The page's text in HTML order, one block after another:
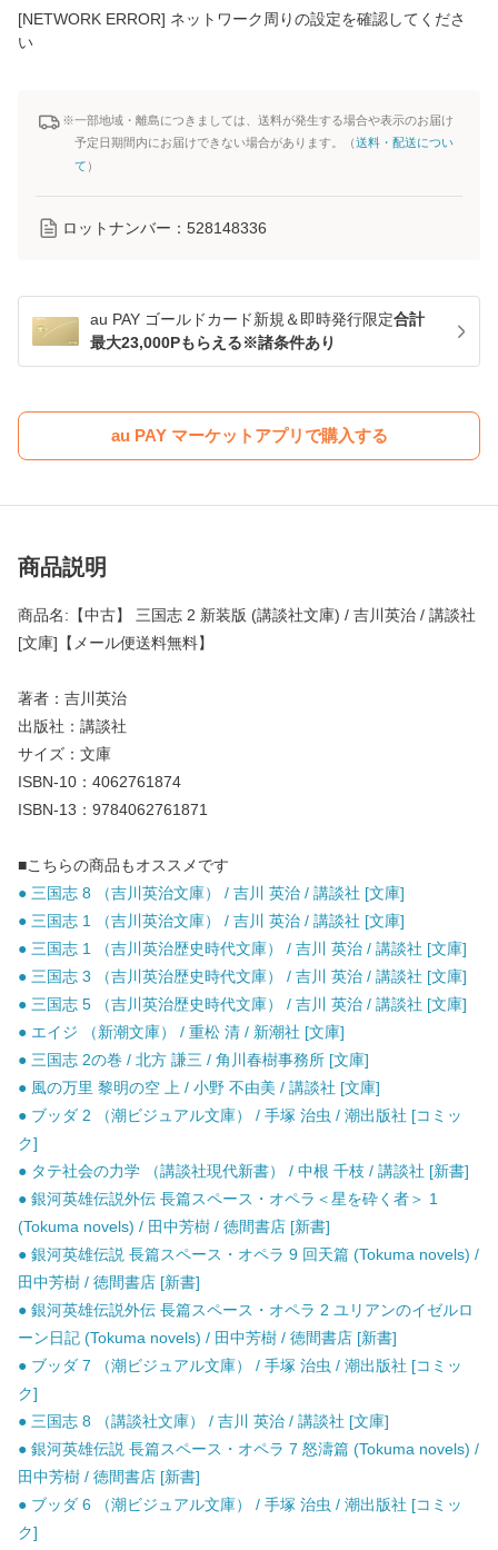
[NETWORK ERROR] ネットワーク周りの設定を確認してくださ
い
※一部地域・離島につきましては、送料が発生する場合や表示のお届け
予定日期間内にお届けできない場合があります。（送料・配送につい
て ）
ロットナンバー： 528148336
au PAY ゴールドカード新規＆即時発行限定合計
最大23,000Pもらえる※諸条件あり
au PAY マーケットアプリで購入する
商品説明
商品名:【中古】 三国志 2 新装版 (講談社文庫) / 吉川英治 / 講談社
[文庫]【メール便送料無料】
著者：吉川英治
出版社：講談社
サイズ：文庫
ISBN-10：4062761874
ISBN-13：9784062761871
■こちらの商品もオススメです
● 三国志 8 （吉川英治文庫） / 吉川 英治 / 講談社 [文庫]
● 三国志 1 （吉川英治文庫） / 吉川 英治 / 講談社 [文庫]
● 三国志 1 （吉川英治歴史時代文庫） / 吉川 英治 / 講談社 [文庫]
● 三国志 3 （吉川英治歴史時代文庫） / 吉川 英治 / 講談社 [文庫]
● 三国志 5 （吉川英治歴史時代文庫） / 吉川 英治 / 講談社 [文庫]
● エイジ （新潮文庫） / 重松 清 / 新潮社 [文庫]
● 三国志 2の巻 / 北方 謙三 / 角川春樹事務所 [文庫]
● 風の万里 黎明の空 上 / 小野 不由美 / 講談社 [文庫]
● ブッダ 2 （潮ビジュアル文庫） / 手塚 治虫 / 潮出版社 [コミッ
ク]
● タテ社会の力学 （講談社現代新書） / 中根 千枝 / 講談社 [新書]
● 銀河英雄伝説外伝 長篇スペース・オペラ＜星を砕く者＞ 1
(Tokuma novels) / 田中芳樹 / 徳間書店 [新書]
● 銀河英雄伝説 長篇スペース・オペラ 9 回天篇 (Tokuma novels) /
田中芳樹 / 徳間書店 [新書]
● 銀河英雄伝説外伝 長篇スペース・オペラ 2 ユリアンのイゼルロ
ーン日記 (Tokuma novels) / 田中芳樹 / 徳間書店 [新書]
● ブッダ 7 （潮ビジュアル文庫） / 手塚 治虫 / 潮出版社 [コミッ
ク]
● 三国志 8 （講談社文庫） / 吉川 英治 / 講談社 [文庫]
● 銀河英雄伝説 長篇スペース・オペラ 7 怒濤篇 (Tokuma novels) /
田中芳樹 / 徳間書店 [新書]
● ブッダ 6 （潮ビジュアル文庫） / 手塚 治虫 / 潮出版社 [コミッ
ク]